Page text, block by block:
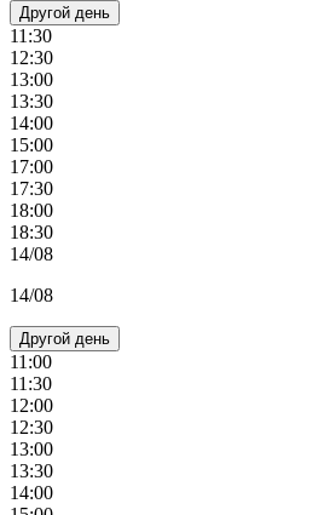
Другой день
11:30
12:30
13:00
13:30
14:00
15:00
17:00
17:30
18:00
18:30
14/08
14/08
Другой день
11:00
11:30
12:00
12:30
13:00
13:30
14:00